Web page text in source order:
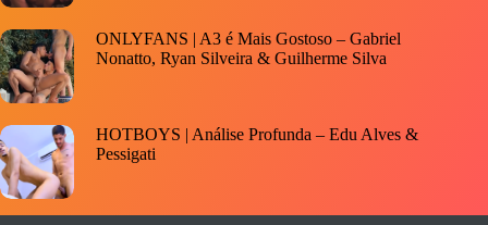
ONLYFANS | A3 é Mais Gostoso – Gabriel
Nonatto, Ryan Silveira & Guilherme Silva
HOTBOYS | Análise Profunda – Edu Alves &
Pessigati